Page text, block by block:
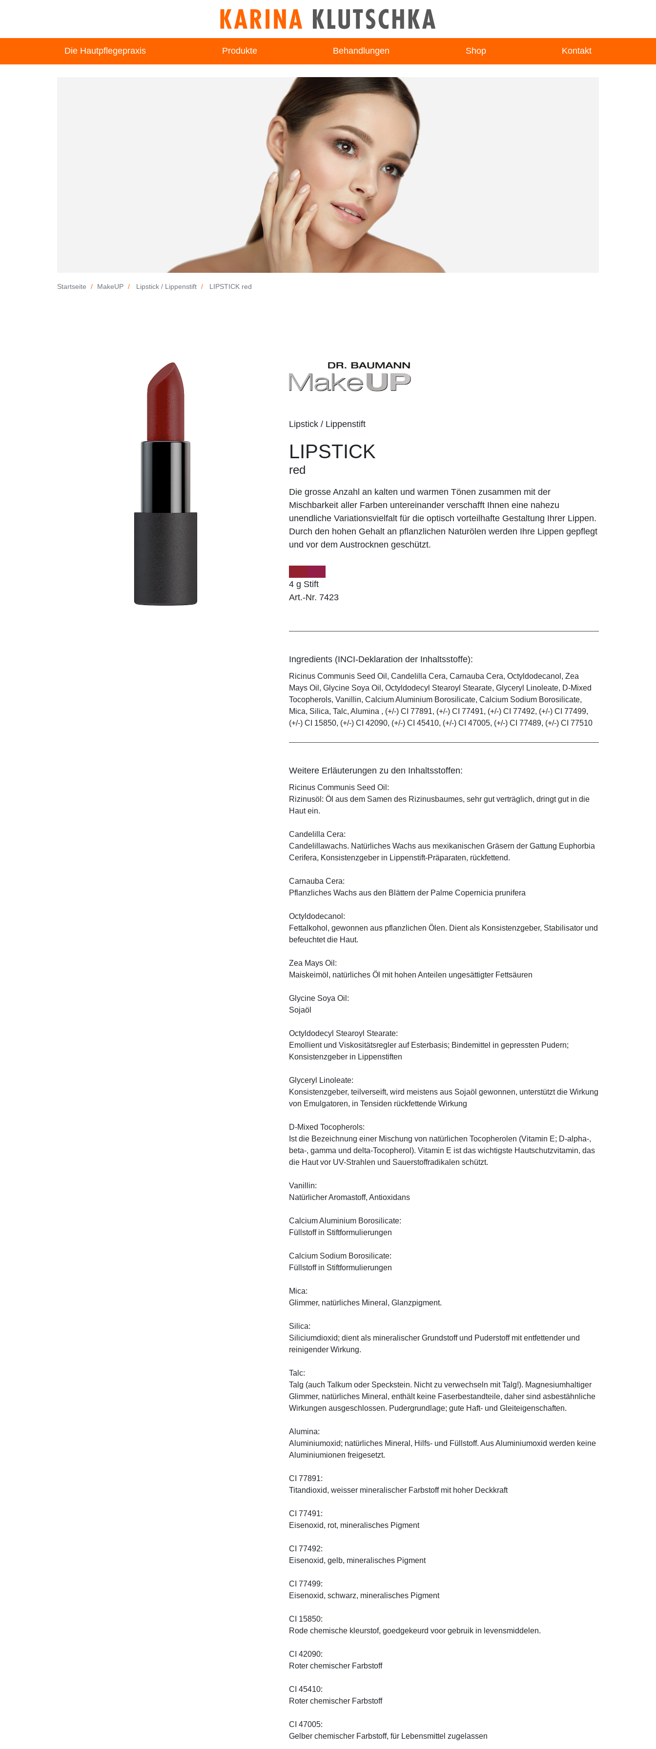
Die Hautpflegepraxis Produkte Behandlungen Shop Kontakt
Startseite MakeUP Lipstick / Lippenstift LIPSTICK red
Lipstick / Lippenstift
LIPSTICK
red
Die grosse Anzahl an kalten und warmen Tönen zusammen mit der
Mischbarkeit aller Farben untereinander verschafft Ihnen eine nahezu
unendliche Variationsvielfalt für die optisch vorteilhafte Gestaltung Ihrer Lippen.
Durch den hohen Gehalt an pflanzlichen Naturölen werden Ihre Lippen gepflegt
und vor dem Austrocknen geschützt.
4 g Stift
Art.-Nr. 7423
Ingredients (INCI-Deklaration der Inhaltsstoffe):
Ricinus Communis Seed Oil, Candelilla Cera, Carnauba Cera, Octyldodecanol, Zea
Mays Oil, Glycine Soya Oil, Octyldodecyl Stearoyl Stearate, Glyceryl Linoleate, D-Mixed
Tocopherols, Vanillin, Calcium Aluminium Borosilicate, Calcium Sodium Borosilicate,
Mica, Silica, Talc, Alumina , (+/-) CI 77891, (+/-) CI 77491, (+/-) CI 77492, (+/-) CI 77499,
(+/-) CI 15850, (+/-) CI 42090, (+/-) CI 45410, (+/-) CI 47005, (+/-) CI 77489, (+/-) CI 77510
Weitere Erläuterungen zu den Inhaltsstoffen:
Ricinus Communis Seed Oil:
Rizinusöl: Öl aus dem Samen des Rizinusbaumes, sehr gut verträglich, dringt gut in die
Haut ein.
Candelilla Cera:
Candelillawachs. Natürliches Wachs aus mexikanischen Gräsern der Gattung Euphorbia
Cerifera, Konsistenzgeber in Lippenstift-Präparaten, rückfettend.
Carnauba Cera:
Pflanzliches Wachs aus den Blättern der Palme Copernicia prunifera
Octyldodecanol:
Fettalkohol, gewonnen aus pflanzlichen Ölen. Dient als Konsistenzgeber, Stabilisator und
befeuchtet die Haut.
Zea Mays Oil:
Maiskeimöl, natürliches Öl mit hohen Anteilen ungesättigter Fettsäuren
Glycine Soya Oil:
Sojaöl
Octyldodecyl Stearoyl Stearate:
Emollient und Viskositätsregler auf Esterbasis; Bindemittel in gepressten Pudern;
Konsistenzgeber in Lippenstiften
Glyceryl Linoleate:
Konsistenzgeber, teilverseift, wird meistens aus Sojaöl gewonnen, unterstützt die Wirkung
von Emulgatoren, in Tensiden rückfettende Wirkung
D-Mixed Tocopherols:
Ist die Bezeichnung einer Mischung von natürlichen Tocopherolen (Vitamin E; D-alpha-,
beta-, gamma und delta-Tocopherol). Vitamin E ist das wichtigste Hautschutzvitamin, das
die Haut vor UV-Strahlen und Sauerstoffradikalen schützt.
Vanillin:
Natürlicher Aromastoff, Antioxidans
Calcium Aluminium Borosilicate:
Füllstoff in Stiftformulierungen
Calcium Sodium Borosilicate:
Füllstoff in Stiftformulierungen
Mica:
Glimmer, natürliches Mineral, Glanzpigment.
Silica:
Siliciumdioxid; dient als mineralischer Grundstoff und Puderstoff mit entfettender und
reinigender Wirkung.
Talc:
Talg (auch Talkum oder Speckstein. Nicht zu verwechseln mit Talg!). Magnesiumhaltiger
Glimmer, natürliches Mineral, enthält keine Faserbestandteile, daher sind asbestähnliche
Wirkungen ausgeschlossen. Pudergrundlage; gute Haft- und Gleiteigenschaften.
Alumina:
Aluminiumoxid; natürliches Mineral, Hilfs- und Füllstoff. Aus Aluminiumoxid werden keine
Aluminiumionen freigesetzt.
CI 77891:
Titandioxid, weisser mineralischer Farbstoff mit hoher Deckkraft
CI 77491:
Eisenoxid, rot, mineralisches Pigment
CI 77492:
Eisenoxid, gelb, mineralisches Pigment
CI 77499:
Eisenoxid, schwarz, mineralisches Pigment
CI 15850:
Rode chemische kleurstof, goedgekeurd voor gebruik in levensmiddelen.
CI 42090:
Roter chemischer Farbstoff
CI 45410:
Roter chemischer Farbstoff
CI 47005:
Gelber chemischer Farbstoff, für Lebensmittel zugelassen